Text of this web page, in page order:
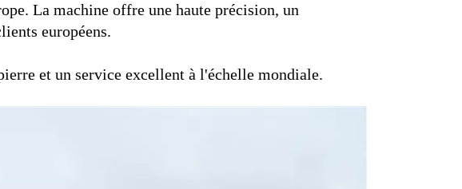
La machine offre une haute précision, un
européens.
et un service excellent à l'échelle mondiale.